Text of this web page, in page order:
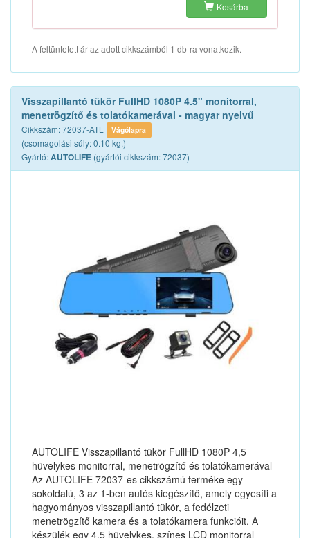
Kosárba
A feltüntetett ár az adott cikkszámból 1 db-ra vonatkozik.
Visszapillantó tükör FullHD 1080P 4.5" monitorral,
menetrögzítő és tolatókamerával - magyar nyelvű
Cikkszám: 72037-ATL Vágólapra
(csomagolási súly: 0.10 kg.)
Gyártó:AUTOLIFE (gyártói cikkszám: 72037)
AUTOLIFE Visszapillantó tükör FullHD 1080P 4,5
hüvelykes monitorral, menetrögzítő és tolatókamerával
Az AUTOLIFE 72037-es cikkszámú terméke egy
sokoldalú, 3 az 1-ben autós kiegészítő, amely egyesíti a
hagyományos visszapillantó tükör, a fedélzeti
menetrögzítő kamera és a tolatókamera funkcióit. A
készülék egy 4,5 hüvelykes, színes LCD monitorral